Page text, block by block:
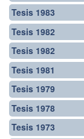
Tesis 1983
Tesis 1982
Tesis 1982
Tesis 1981
Tesis 1979
Tesis 1978
Tesis 1973